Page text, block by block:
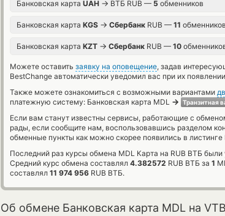
Банковская карта UAH → ВТБ RUB — 5 обменников
Банковская карта KGS → Сбербанк RUB — 11 обменников
Банковская карта KZT → Сбербанк RUB — 10
Можете оставить заявку на оповещение, задав
BestChange автоматически уведомил вас при их
Также можете ознакомиться с возможными вариантами
платежную систему: Банковская карта MDL → Транзитная
Если вам станут известны сервисы, работающие с
рады, если сообщите нам, воспользовавшись разделом
обменные пункты как можно скорее появились в листинге
Последний раз курсы обмена MDL Карта на RUB ВТБ были
Средний курс обмена составлял 4.382572 RUB ВТБ за 1
составлял 11 974 956 RUB ВТБ.
Об обмене Банковская карта MDL на